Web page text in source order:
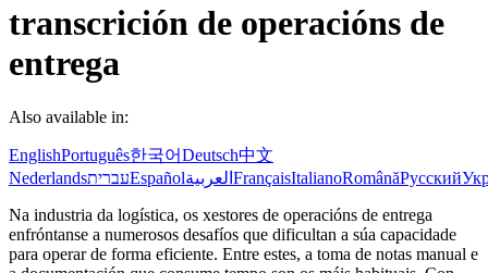
transcrición de operacións de
entrega
Also available in:
EnglishPortuguês한국어Deutsch中文
NederlandsעבריתEspañolالعربية FrançaisItalianoRomânăРусский
Na industria da logística, os xestores de operacións de entrega
enfróntanse a numerosos desafíos que dificultan a súa capacidade
para operar de forma eficiente. Entre estes, a toma de notas manual e